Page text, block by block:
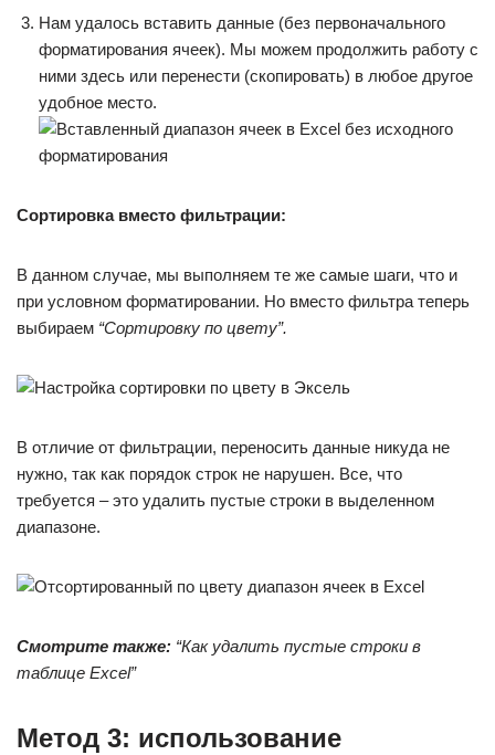
Нам удалось вставить данные (без первоначального
форматирования ячеек). Мы можем продолжить работу с
ними здесь или перенести (скопировать) в любое другое
удобное место.
Сортировка вместо фильтрации:
В данном случае, мы выполняем те же самые шаги, что и
при условном форматировании. Но вместо фильтра теперь
выбираем “Сортировку по цвету”.
В отличие от фильтрации, переносить данные никуда не
нужно, так как порядок строк не нарушен. Все, что
требуется – это удалить пустые строки в выделенном
диапазоне.
Смотрите также: “Как удалить пустые строки в
таблице Excel”
Метод 3: использование